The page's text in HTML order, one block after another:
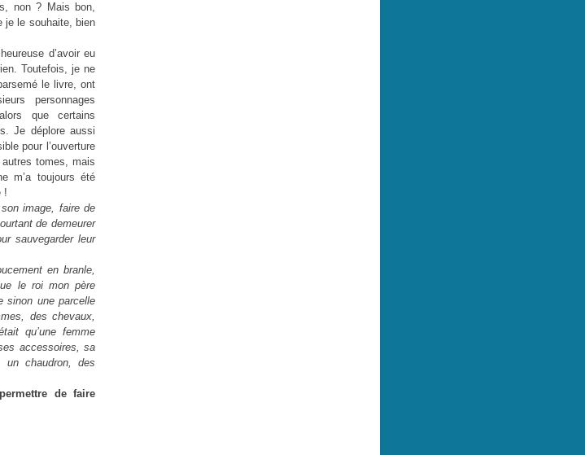
non ? Mais bon,
je le souhaite, bien
d’avoir eu
Toutefois, je ne
le livre, ont
personnages
que certains
Je déplore aussi
pour l’ouverture
tomes, mais
m’a toujours été
!
image, faire de
de demeurer
sauvegarder leur
en branle,
le roi mon père
sinon une parcelle
des chevaux,
qu’une femme
accessoires, sa
un chaudron, des
de faire